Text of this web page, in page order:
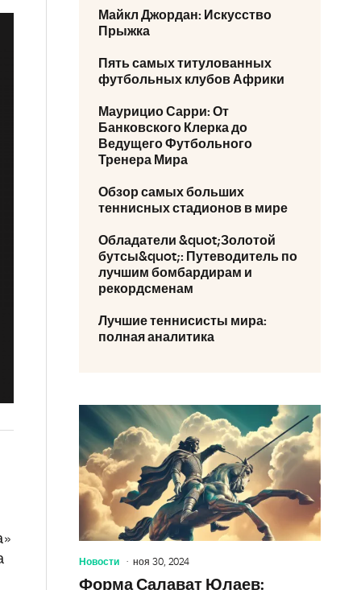
Майкл Джордан: Искусство
Прыжка
Пять самых титулованных
футбольных клубов Африки
Маурицио Сарри: От
Банковского Клерка до
Ведущего Футбольного
Тренера Мира
Обзор самых больших
теннисных стадионов в мире
Обладатели &quot;Золотой
бутсы&quot;: Путеводитель по
лучшим бомбардирам и
рекордсменам
Лучшие теннисисты мира:
полная аналитика
Новости ноя 30, 2024
Форма Салават Юлаев: